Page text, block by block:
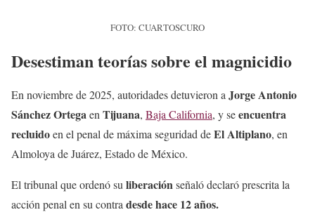
FOTO: CUARTOSCURO
Desestiman teorías sobre el magnicidio
En noviembre de 2025, autoridades detuvieron a Jorge Antonio
Sánchez Ortegaen Tijuana, Baja California, y seencuentra
recluidoen el penal de máxima seguridad deEl Altiplano, en
Almoloya de Juárez, Estado de México.
El tribunal que ordenó su liberaciónseñaló declaró prescrita la
acción penal en su contra desde hace 12 años.